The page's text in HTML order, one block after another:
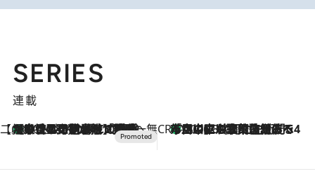
SERIES
連載
【CREA×星野リゾート】唯一無二。癒しと発見が待つ場所へ
2026.8.7
【トンボの足水浴】ヒノキの香りに包まれて涼感マックス！約13℃の湧水かけ流しを避暑地「星野温泉 トンボの湯」で体験 CREA'S CHOICE
2026.8.7
「立川にも歌舞伎があるんだよ」 片岡仁左衛門・市川中車ら豪華座組みで4年目の立川立飛歌舞伎へ